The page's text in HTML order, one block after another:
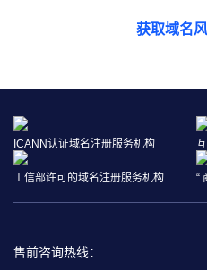
获取域名
ICANN认证域名注册服务机构
工信部许可的域名注册服务机构 “.
售前咨询热线：